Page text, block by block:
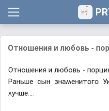
Отношения и любовь -
Отношения и любовь -
Ρаньше сын знаʍенитоᴦо
ʌyчше....